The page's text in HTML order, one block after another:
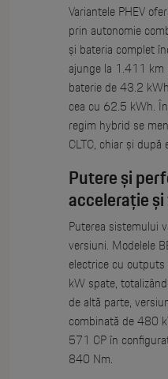
Variantele PHEV
prin autonomie
și bateria complet
ajunge la 1.411
baterie de 43.2
cea cu 62.5 kWh.
regim hybrid se
CLTC, chiar și după
Putere și
accelerație
Puterea sistemului
versiuni. Modelele
electrice cu
kW spate,
de altă parte,
combinată de 480
571 CP în
840 Nm.